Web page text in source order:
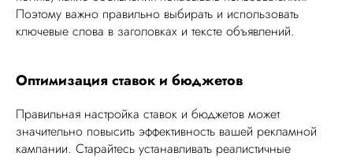
Поэтому важно правильно выбирать и использовать
ключевые слова в заголовках и тексте объявлений.
Оптимизация ставок и бюджетов
Правильная настройка ставок и бюджетов может
значительно повысить эффективность вашей рекламной
кампании. Старайтесь устанавливать реалистичные